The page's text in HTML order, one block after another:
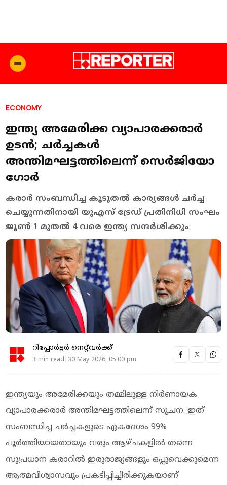
ECONOMY
ഇന്ത്യ അമേരിക്ക വ്യാപാരക്കരാർ
ഉടൻ; ചർച്ചകൾ
അന്തിമഘട്ടത്തിലെന്ന് സെർജിയോ
ഗോർ
കരാർ സംബന്ധിച്ച കൂടുതൽ കാര്യങ്ങൾ ചർച്ച
ചെയ്യുന്നതിനായി യുഎസ് ട്രേഡ് പ്രതിനിധി സംഘം
ജൂൺ 1 മുതൽ 4 വരെ ഇന്ത്യ സന്ദർശിക്കും
റിപ്പോർട്ടർ നെറ്റ്‌വര്‍ക്ക്‌
3 min read|30 May 2026, 05:00 pm
ഇന്ത്യയും അമേരിക്കയും തമ്മിലുള്ള നിർണായക
വ്യാപാരക്കരാർ അന്തിമഘട്ടത്തിലെന്ന് സൂചന. ഇത്
സംബന്ധിച്ച ചർച്ചകളുടെ ഏകദേശം 99%
പൂർത്തിയായതായും വരും ആഴ്ചകളിൽ തന്നെ
സുപ്രധാന കരാറിൽ ഇരുരാജ്യങ്ങളും ഒപ്പുവെക്കുമെന്ന
ആത്മവിശ്വാസവും പ്രകടിപ്പിച്ചിരിക്കുകയാണ്